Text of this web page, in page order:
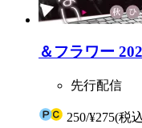
＆フラワー
先行配信
250/¥275(税